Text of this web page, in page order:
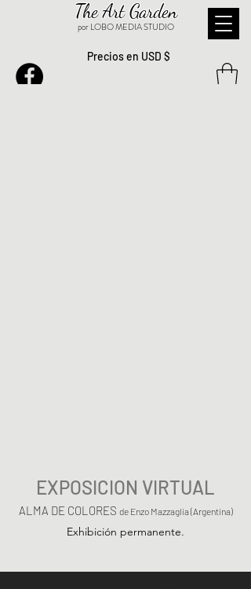
The Art Garden
por LOBO MEDIA STUDIO
Precios en USD $
EXPOSICION VIRTUAL
ALMA DE COLORES de Enzo Mazzaglia (Argentina)
Exhibición permanente.